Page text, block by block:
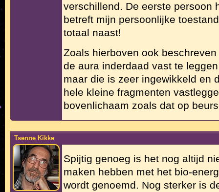
verschillend. De eerste persoon
betreft mijn persoonlijke
totaal naast!
Zoals hierboven ook
de aura inderdaad vast te
maar die is zeer ingewikkeld en
hele kleine fragmenten
bovenlichaam zoals dat op
Tsenne Kikke
Spijtig genoeg is het nog altijd
maken hebben met het bio-
wordt genoemd. Nog sterker is